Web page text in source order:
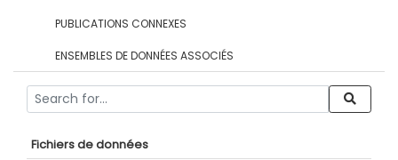
PUBLICATIONS CONNEXES
ENSEMBLES DE DONNÉES ASSOCIÉS
Fichiers de données